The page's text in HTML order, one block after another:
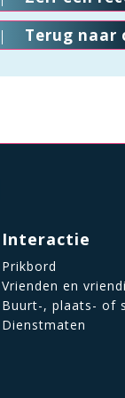
Terug naar
Interactie
Prikbord
Vrienden en
Buurt-, plaats- of
Dienstmaten